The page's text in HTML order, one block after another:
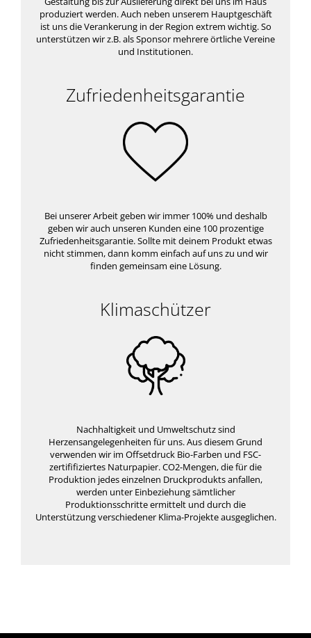
produziert werden. Auch neben unserem Hauptgeschäft
ist uns die Verankerung in der Region extrem wichtig. So
unterstützen wir z.B. als Sponsor mehrere örtliche Vereine
und Institutionen.
Zufriedenheitsgarantie
Bei unserer Arbeit geben wir immer 100% und deshalb
geben wir auch unseren Kunden eine 100 prozentige
Zufriedenheitsgarantie. Sollte mit deinem Produkt etwas
nicht stimmen, dann komm einfach auf uns zu und wir
finden gemeinsam eine Lösung.
Klimaschützer
Nachhaltigkeit und Umweltschutz sind
Herzensangelegenheiten für uns. Aus diesem Grund
verwenden wir im Offsetdruck Bio-Farben und FSC-
zertififiziertes Naturpapier. CO2-Mengen, die für die
Produktion jedes einzelnen Druckprodukts anfallen,
werden unter Einbeziehung sämtlicher
Produktionsschritte ermittelt und durch die
Unterstützung verschiedener Klima-Projekte ausgeglichen.